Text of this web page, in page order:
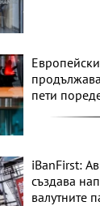
пети
iBanFirst:
създава
валутните